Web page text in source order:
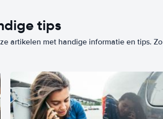
tips
artikelen met handige informatie en tips. Zo